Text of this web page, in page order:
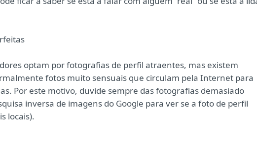
optam por fotografias de perfil atraentes, mas existem
fotos muito sensuais que circulam pela Internet para
Por este motivo, duvide sempre das fotografias demasiado
inversa de imagens do Google para ver se a foto de perfil
locais).